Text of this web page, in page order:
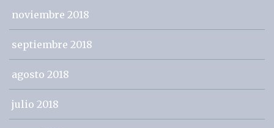
noviembre 2018
septiembre 2018
agosto 2018
julio 2018